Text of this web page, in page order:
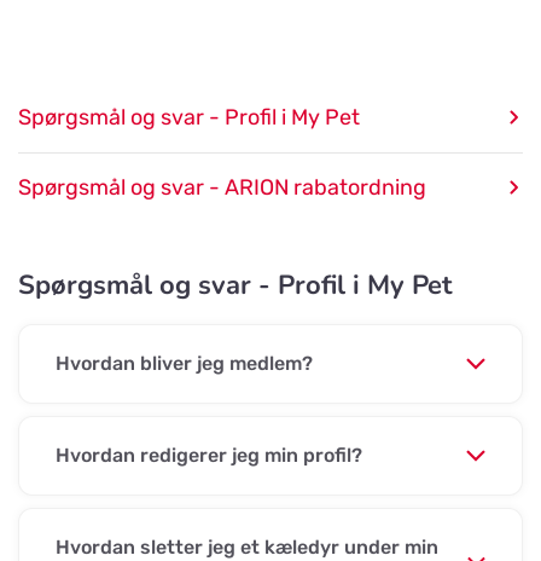
Spørgsmål og svar - Profil i My Pet
Spørgsmål og svar - ARION rabatordning
Spørgsmål og svar - Profil i My Pet
Hvordan bliver jeg medlem?
Hvordan redigerer jeg min profil?
Hvordan sletter jeg et kæledyr under min